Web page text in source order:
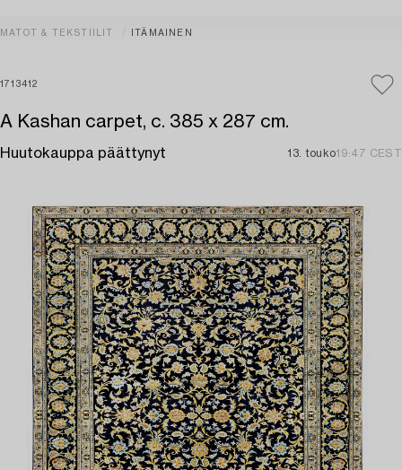
MATOT & TEKSTIILIT ITÄMAINEN
1713412
A Kashan carpet, c. 385 x 287 cm.
Huutokauppa päättynyt 13. touko19:47 CEST